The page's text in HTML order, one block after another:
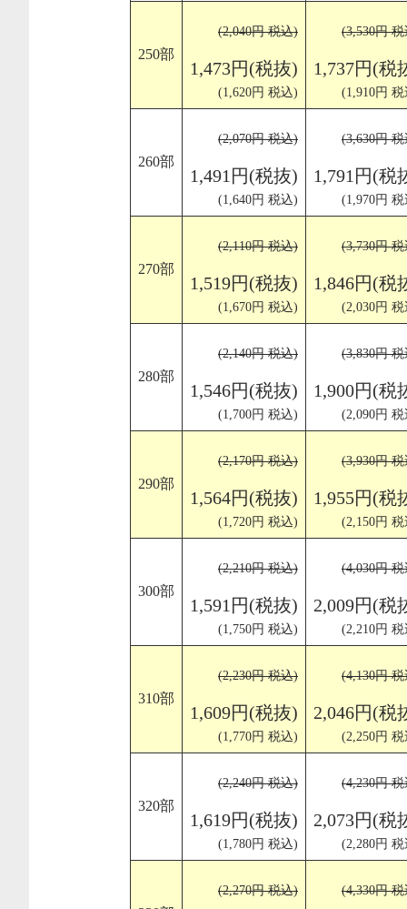
250部
(2,040円 税込)
1,473円(税抜)
(1,620円 税込)
(3,530円
1,737円(税
(1,910円
260部
(2,070円 税込)
1,491円(税抜)
(1,640円 税込)
(3,630円
1,791円(税
(1,970円
270部
(2,110円 税込)
1,519円(税抜)
(1,670円 税込)
(3,730円
1,846円(税
(2,030円
280部
(2,140円 税込)
1,546円(税抜)
(1,700円 税込)
(3,830円
1,900円(税
(2,090円
290部
(2,170円 税込)
1,564円(税抜)
(1,720円 税込)
(3,930円
1,955円(税
(2,150円
300部
(2,210円 税込)
1,591円(税抜)
(1,750円 税込)
(4,030円
2,009円(税
(2,210円
310部
(2,230円 税込)
1,609円(税抜)
(1,770円 税込)
(4,130円
2,046円(税
(2,250円
320部
(2,240円 税込)
1,619円(税抜)
(1,780円 税込)
(4,230円
2,073円(税
(2,280円
(2,270円 税込) (4,330円